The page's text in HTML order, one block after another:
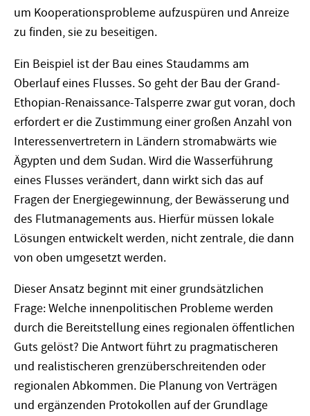
um Kooperationsprobleme aufzuspüren und Anreize
zu finden, sie zu beseitigen.
Ein Beispiel ist der Bau eines Staudamms am
Oberlauf eines Flusses. So geht der Bau der Grand-
Ethopian-Renaissance-Talsperre zwar gut voran, doch
erfordert er die Zustimmung einer großen Anzahl von
Interessenvertretern in Ländern stromabwärts wie
Ägypten und dem Sudan. Wird die Wasserführung
eines Flusses verändert, dann wirkt sich das auf
Fragen der Energiegewinnung, der Bewässerung und
des Flutmanagements aus. Hierfür müssen lokale
Lösungen entwickelt werden, nicht zentrale, die dann
von oben umgesetzt werden.
Dieser Ansatz beginnt mit einer grundsätzlichen
Frage: Welche innenpolitischen Probleme werden
durch die Bereitstellung eines regionalen öffentlichen
Guts gelöst? Die Antwort führt zu pragmatischeren
und realistischeren grenzüberschreitenden oder
regionalen Abkommen. Die Planung von Verträgen
und ergänzenden Protokollen auf der Grundlage